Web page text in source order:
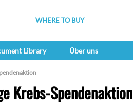
WHERE TO BUY
Library Über uns
Krebs-Spendenaktion